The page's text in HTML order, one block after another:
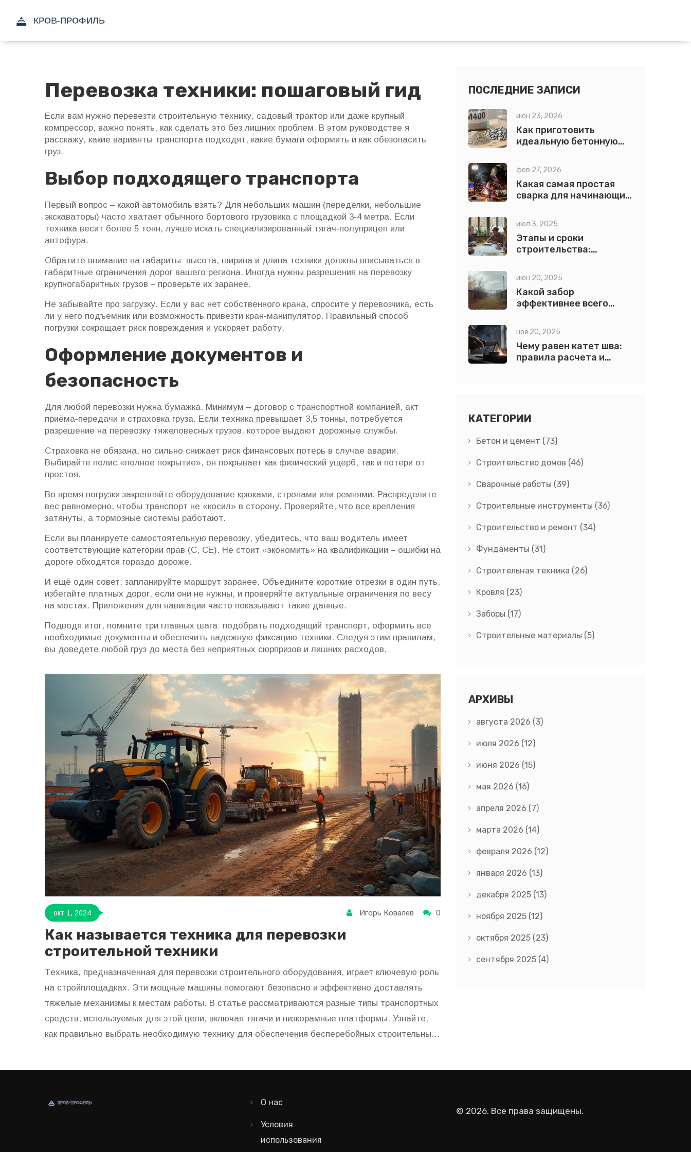
Перевозка техники: пошаговый гид
Если вам нужно перевезти строительную технику, садовый трактор или даже крупный
компрессор, важно понять, как сделать это без лишних проблем. В этом руководстве я
расскажу, какие варианты транспорта подходят, какие бумаги оформить и как обезопасить
груз.
Выбор подходящего транспорта
Первый вопрос – какой автомобиль взять? Для небольших машин (переделки, небольшие
экскаваторы) часто хватает обычного бортового грузовика с площадкой 3‑4 метра. Если
техника весит более 5 тонн, лучше искать специализированный тягач‑полуприцеп или
автофура.
Обратите внимание на габариты: высота, ширина и длина техники должны вписываться в
габаритные ограничения дорог вашего региона. Иногда нужны разрешения на перевозку
крупногабаритных грузов – проверьте их заранее.
Не забывайте про загрузку. Если у вас нет собственного крана, спросите у перевозчика, есть
ли у него подъемник или возможность привезти кран‑манипулятор. Правильный способ
погрузки сокращает риск повреждения и ускоряет работу.
Оформление документов и
безопасность
Для любой перевозки нужна бумажка. Минимум – договор с транспортной компанией, акт
приёма‑передачи и страховка груза. Если техника превышает 3,5 тонны, потребуется
разрешение на перевозку тяжеловесных грузов, которое выдают дорожные службы.
Страховка не обязана, но сильно снижает риск финансовых потерь в случае аварии.
Выбирайте полис «полное покрытие», он покрывает как физический ущерб, так и потери от
простоя.
Во время погрузки закрепляйте оборудование крюками, стропами или ремнями. Распределите
вес равномерно, чтобы транспорт не «косил» в сторону. Проверяйте, что все крепления
затянуты, а тормозные системы работают.
Если вы планируете самостоятельную перевозку, убедитесь, что ваш водитель имеет
соответствующие категории прав (C, CE). Не стоит «экономить» на квалификации – ошибки на
дороге обходятся гораздо дороже.
И ещё один совет: запланируйте маршрут заранее. Объедините короткие отрезки в один путь,
избегайте платных дорог, если они не нужны, и проверяйте актуальные ограничения по весу
на мостах. Приложения для навигации часто показывают такие данные.
Подводя итог, помните три главных шага: подобрать подходящий транспорт, оформить все
необходимые документы и обеспечить надежную фиксацию техники. Следуя этим правилам,
вы доведете любой груз до места без неприятных сюрпризов и лишних расходов.
окт 1, 2024 Игорь Ковалев 0
Как называется техника для перевозки
строительной техники
Техника, предназначенная для перевозки строительного оборудования, играет ключевую роль
на стройплощадках. Эти мощные машины помогают безопасно и эффективно доставлять
тяжелые механизмы к местам работы. В статье рассматриваются разные типы транспортных
средств, используемых для этой цели, включая тягачи и низкорамные платформы. Узнайте,
как правильно выбрать необходимую технику для обеспечения бесперебойных строительных
ПОСЛЕДНИЕ ЗАПИСИ
июн 23, 2026
Как приготовить
идеальную бетонную
технологии и секреты
прочности
фев 27, 2026
Какая самая простая
сварка для начинающих:
советы
июл 3, 2025
Этапы и сроки
строительства:
стройки и их
особенности
июн 20, 2025
Какой забор
эффективнее всего
ноя 20, 2025
Чему равен катет шва:
правила расчета и
КАТЕГОРИИ
Бетон и цемент (73)
Строительство домов (46)
Сварочные работы (39)
Строительные инструменты (36)
Строительство и ремонт (34)
Фундаменты (31)
Строительная техника (26)
Кровля (23)
Заборы (17)
Строительные материалы (5)
АРХИВЫ
августа 2026 (3)
июля 2026 (12)
июня 2026 (15)
мая 2026 (16)
апреля 2026 (7)
марта 2026 (14)
февраля 2026 (12)
января 2026 (13)
декабря 2025 (13)
ноября 2025 (12)
октября 2025 (23)
сентября 2025 (4)
О нас
Условия
использования
© 2026. Все права защищены.